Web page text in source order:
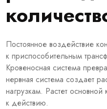
Постоянное воздействие
к приспособительным
Кровеносная система
нервная система создает
нагрузкам. Растет
к действию.